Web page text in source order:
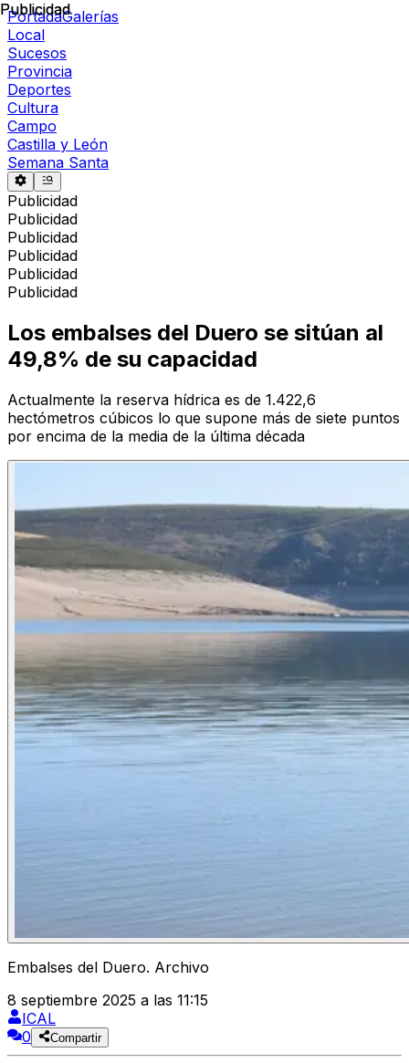
PortadaGalerías
Local
Sucesos
Provincia
Deportes
Cultura
Campo
Castilla y León
Semana Santa
Publicidad
Publicidad
Publicidad
Publicidad
Publicidad
Publicidad
Publicidad
Los embalses del Duero se sitúan al
49,8% de su capacidad
Actualmente la reserva hídrica es de 1.422,6
hectómetros cúbicos lo que supone más de siete puntos
por encima de la media de la última década
Embalses del Duero. Archivo
8 septiembre 2025 a las 11:15
ICAL
0
Compartir
Publicidad